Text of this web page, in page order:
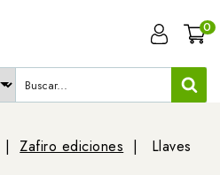
0
Zafiro ediciones Llaves